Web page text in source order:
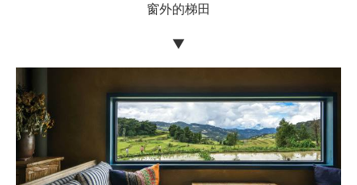
窗外的梯田
▼